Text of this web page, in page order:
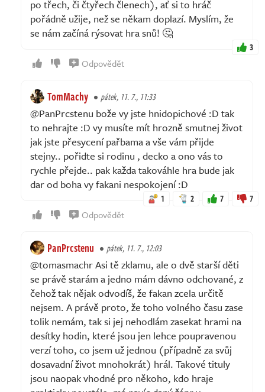
po třech, či čtyřech členech), ať si to hráč
pořádně užije, než se někam doplazí. Myslím, že
se nám začíná rýsovat hra snů! 🤔
3
Odpovědět
TomMachy pátek, 11. 7., 11:33
@PanPrcstenu bože vy jste hnidopichové :D tak
to nehrajte :D vy musíte mít hrozně smutnej život
jak jste přesycení pařbama a vše vám přijde
stejny.. pořidte si rodinu , decko a ono vás to
rychle přejde.. pak každa takováhle hra bude jak
dar od boha vy fakani nespokojení :D
1 2 7 7
Odpovědět
PanPrcstenu pátek, 11. 7., 12:03
@tomasmachr Asi tě zklamu, ale o dvě starší děti
se právě starám a jedno mám dávno odchované, z
čehož tak nějak odvodíš, že fakan zcela určitě
nejsem. A právě proto, že toho volného času zase
tolik nemám, tak si jej nehodlám zasekat hrami na
desítky hodin, které jsou jen lehce poupravenou
verzí toho, co jsem už jednou (případně za svůj
dosavadní život mnohokrát) hrál. Takové tituly
jsou naopak vhodné pro někoho, kdo hraje